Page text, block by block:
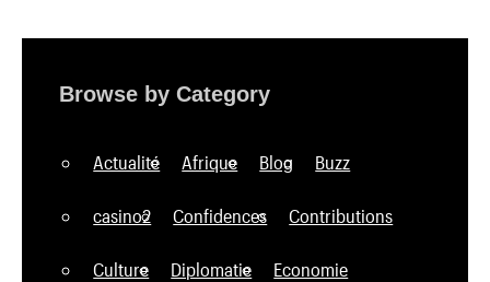
Browse by Category
Actualité Afrique Blog Buzz
casino2 Confidences Contributions
Culture Diplomatie Economie